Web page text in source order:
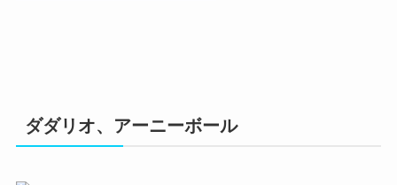
ダダリオ、アーニーボール